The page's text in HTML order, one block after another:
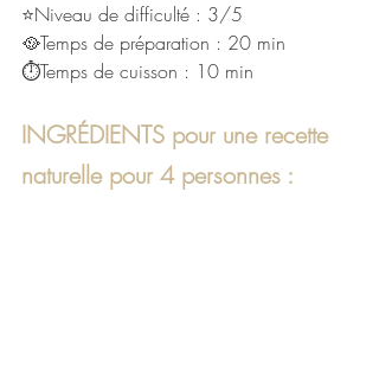
⭐Niveau de difficulté : 3/5
🥘Temps de préparation : 20 min
⏱Temps de cuisson : 10 min
INGRÉDIENTS pour une recette
naturelle pour 4 personnes :